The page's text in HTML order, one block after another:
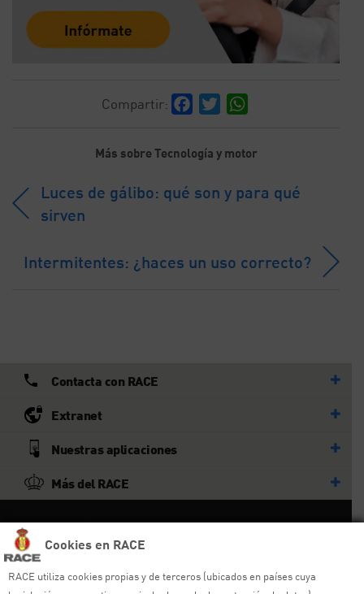
Cookies en RACE
RACE utiliza cookies propias y de terceros (ubicados en países cuya
Compartir: Facebook
Twitter
Más sobre Tecnología y motor
Luces de gálibo: qué son y para qué
sirven
Intermitentes: ¿haces un uso correcto?
Contacta con RACE
Extranet
Nuestras aplicaciones
Más del RACE
Todos los derechos reservados
Ayuda y sitemap